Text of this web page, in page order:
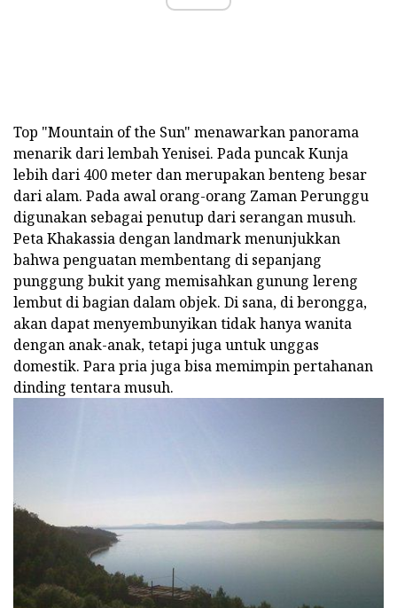
Top "Mountain of the Sun" menawarkan panorama
menarik dari lembah Yenisei. Pada puncak Kunja
lebih dari 400 meter dan merupakan benteng besar
dari alam. Pada awal orang-orang Zaman Perunggu
digunakan sebagai penutup dari serangan musuh.
Peta Khakassia dengan landmark menunjukkan
bahwa penguatan membentang di sepanjang
punggung bukit yang memisahkan gunung lereng
lembut di bagian dalam objek. Di sana, di berongga,
akan dapat menyembunyikan tidak hanya wanita
dengan anak-anak, tetapi juga untuk unggas
domestik. Para pria juga bisa memimpin pertahanan
dinding tentara musuh.